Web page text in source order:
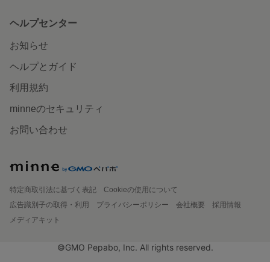
ヘルプセンター
お知らせ
ヘルプとガイド
利用規約
minneのセキュリティ
お問い合わせ
特定商取引法に基づく表記
Cookieの使用について
広告識別子の取得・利用
プライバシーポリシー 会社概要
採用情報
メディアキット
©GMO Pepabo, Inc. All rights reserved.